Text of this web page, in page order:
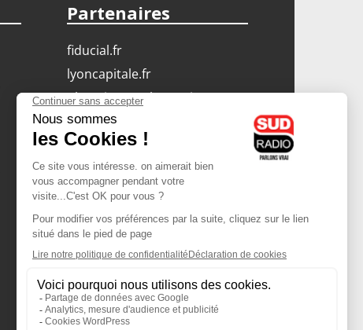
Partenaires
fiducial.fr
lyoncapitale.fr
olympique-et-lyonnais.com
L'application Iphone
/ Android
Téléchargez l'application
Les cookies
Gestion des cookies